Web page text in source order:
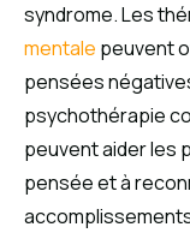
syndrome. Les
mentale peuvent
pensées
psychothérapie
peuvent aider les
pensée et à